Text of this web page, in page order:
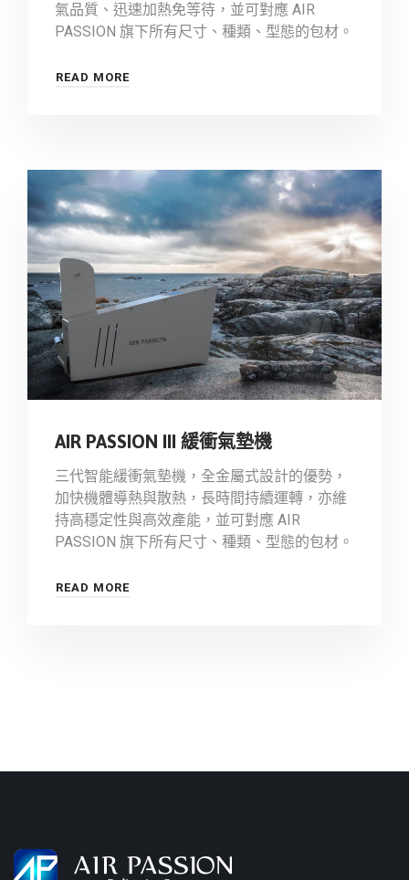
氣品質、迅速加熱免等待，並可對應 AIR
PASSION 旗下所有尺寸、種類、型態的包材。
READ MORE
AIR PASSION III 緩衝氣墊機
三代智能緩衝氣墊機，全金屬式設計的優勢，
加快機體導熱與散熱，長時間持續運轉，亦維
持高穩定性與高效產能，並可對應 AIR
PASSION 旗下所有尺寸、種類、型態的包材。
READ MORE